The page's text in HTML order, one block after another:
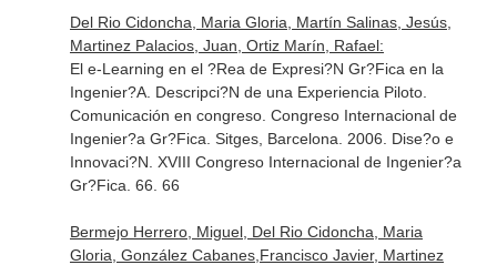
Del Rio Cidoncha, Maria Gloria, Martín Salinas, Jesús,
Martinez Palacios, Juan, Ortiz Marín, Rafael:
El e-Learning en el ?Rea de Expresi?N Gr?Fica en la
Ingenier?A. Descripci?N de una Experiencia Piloto.
Comunicación en congreso. Congreso Internacional de
Ingenier?a Gr?Fica. Sitges, Barcelona. 2006. Dise?o e
Innovaci?N. XVIII Congreso Internacional de Ingenier?a
Gr?Fica. 66. 66
Bermejo Herrero, Miguel, Del Rio Cidoncha, Maria
Gloria, González Cabanes,Francisco Javier, Martinez